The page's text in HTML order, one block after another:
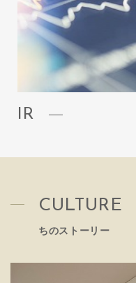
IR
CULTURE
ちのストーリー